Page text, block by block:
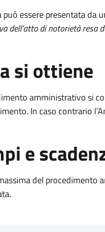
può essere presentata da
dell'atto di notorietà resa
si ottiene
amministrativo si
In caso contrario
e
del procedimento